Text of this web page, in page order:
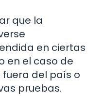
que la
en ciertas
en el caso de
del país o
pruebas.